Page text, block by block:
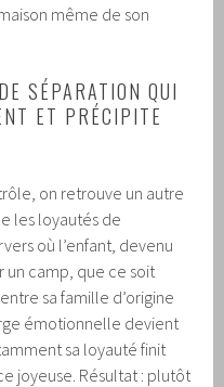
même de son
SÉPARATION QUI
ET PRÉCIPITE
on retrouve un autre
les loyautés de
où l’enfant, devenu
un camp, que ce soit
sa famille d’origine
émotionnelle devient
sa loyauté finit
joyeuse. Résultat : plutôt